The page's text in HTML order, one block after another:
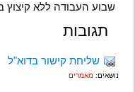
שבוע העבודה ללא קיצוץ
תגובות
שליחת קישור בדוא"ל
נושאים: מאמרים